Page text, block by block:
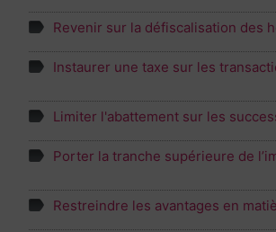
Revenir sur la défiscalisation des
Instaurer une taxe sur les
Limiter l'abattement sur les
Porter la tranche supérieure de
Restreindre les avantages en